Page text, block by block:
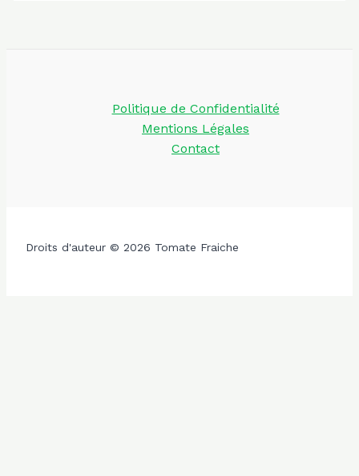
Politique de Confidentialité
Mentions Légales
Contact
Droits d'auteur © 2026 Tomate Fraiche